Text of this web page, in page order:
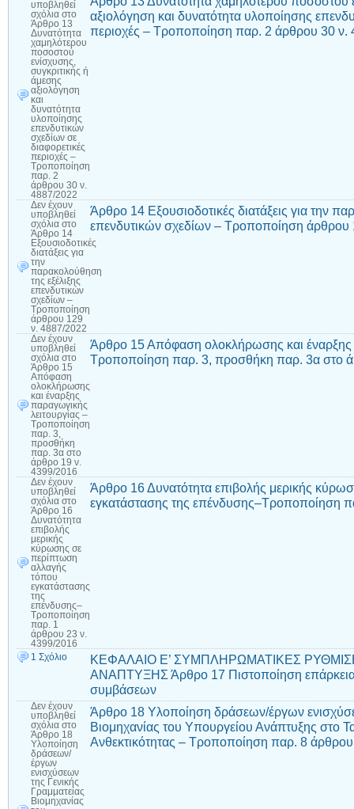
υποβληθεί
σχόλια στο
Άρθρο 13
Δυνατότητα
χαμηλότερου
ποσοστού
ενίσχυσης,
συγκριτικής ή
άμεσης
αξιολόγηση
και
δυνατότητα
υλοποίησης
επενδυτικών
σχεδίων σε
διαφορετικές
περιοχές –
Τροποποίηση
παρ. 2
άρθρου 30 ν.
4887/2022
αξιολόγηση και δυνατότητα υλοποίησης
περιοχές – Τροποποίηση παρ. 2 άρθρου 30 ν.
Δεν έχουν
υποβληθεί
σχόλια στο
Άρθρο 14
Εξουσιοδοτικές
διατάξεις για
την
παρακολούθηση
της εξέλιξης
επενδυτικών
σχεδίων –
Τροποποίηση
άρθρου 129
ν. 4887/2022
Άρθρο 14 Εξουσιοδοτικές διατάξεις για την
επενδυτικών σχεδίων – Τροποποίηση
Δεν έχουν
υποβληθεί
σχόλια στο
Άρθρο 15
Απόφαση
ολοκλήρωσης
και έναρξης
παραγωγικής
λειτουργίας –
Τροποποίηση
παρ. 3,
προσθήκη
παρ. 3α στο
άρθρο 19 ν.
4399/2016
Άρθρο 15 Απόφαση ολοκλήρωσης και έναρξης
Τροποποίηση παρ. 3, προσθήκη παρ. 3α στο
Δεν έχουν
υποβληθεί
σχόλια στο
Άρθρο 16
Δυνατότητα
επιβολής
μερικής
κύρωσης σε
περίπτωση
αλλαγής
τόπου
εγκατάστασης
της
επένδυσης–
Τροποποίηση
παρ. 1
άρθρου 23 ν.
4399/2016
Άρθρο 16 Δυνατότητα επιβολής μερικής
εγκατάστασης της επένδυσης–Τροποποίηση
1 Σχόλιο
ΚΕΦΑΛΑΙΟ Ε’ ΣΥΜΠΛΗΡΩΜΑΤΙΚΕΣ
ΑΝΑΠΤΥΞΗΣ Άρθρο 17 Πιστοποίηση
συμβάσεων
Δεν έχουν
υποβληθεί
σχόλια στο
Άρθρο 18
Υλοποίηση
δράσεων/
έργων
ενισχύσεων
της Γενικής
Γραμματείας
Βιομηχανίας
Άρθρο 18 Υλοποίηση δράσεων/έργων
Βιομηχανίας του Υπουργείου Ανάπτυξης στο
Ανθεκτικότητας – Τροποποίηση παρ. 8